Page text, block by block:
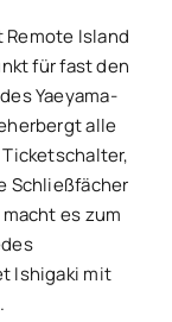
Remote Island
für fast den
Yaeyama-
alle
Schließfächer
es zum
Ishigaki mit